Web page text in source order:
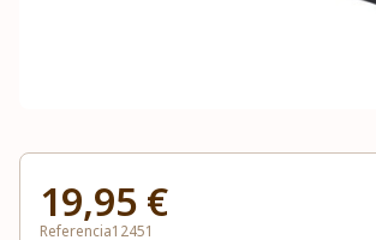
19,95 €
Referencia12451